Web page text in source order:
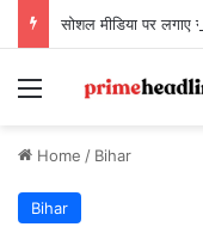
Menu
Home / Bihar
Bihar